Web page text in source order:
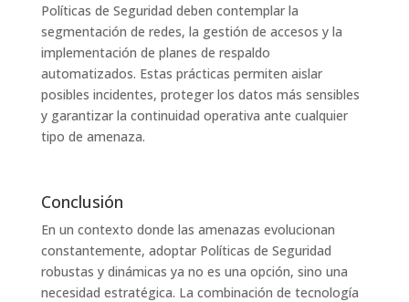
Políticas de Seguridad deben contemplar la
segmentación de redes, la gestión de accesos y la
implementación de planes de respaldo
automatizados. Estas prácticas permiten aislar
posibles incidentes, proteger los datos más sensibles
y garantizar la continuidad operativa ante cualquier
tipo de amenaza.
Conclusión
En un contexto donde las amenazas evolucionan
constantemente, adoptar Políticas de Seguridad
robustas y dinámicas ya no es una opción, sino una
necesidad estratégica. La combinación de tecnología